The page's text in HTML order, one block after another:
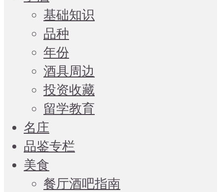
基础知识
品种
年份
酒具周边
投资收藏
留学教育
名庄
品鉴专栏
美食
餐厅酒吧指南